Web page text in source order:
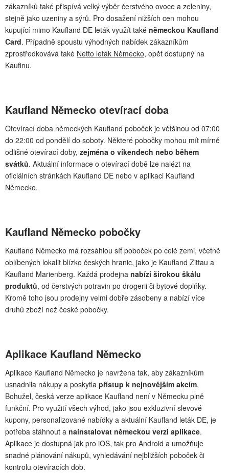
zákazníků také přispívá velký výběr čerstvého ovoce a zeleniny,
stejně jako uzeniny a sýrů. Pro dosažení nižších cen mohou
kupující mimo Kaufland DE leták využít také německou Kaufland
Card. Případně spoustu výhodných nabídek zákazníkům
zprostředkovává také Netto leták Německo, opět dostupný na
Kaufinu.
Kaufland Německo otevírací doba
Otevírací doba německých Kaufland poboček je většinou od 07:00
do 22:00 od pondělí do soboty. Některé pobočky mohou mít mírně
odlišné otevírací doby, zejména o víkendech nebo během
svátků. Aktuální informace o otevírací době lze nalézt na
oficiálních stránkách Kaufland DE nebo v aplikaci Kaufland
Německo.
Kaufland Německo pobočky
Kaufland Německo má rozsáhlou síť poboček po celé zemi, včetně
oblíbených lokalit blízko českých hranic, jako je Kaufland Zittau a
Kaufland Marienberg. Každá prodejna nabízí širokou škálu
produktů, od čerstvých potravin po drogerii či bytové doplňky.
Kromě toho jsou prodejny velmi dobře zásobeny a nabízí více
druhů zboží než české pobočky.
Aplikace Kaufland Německo
Aplikace Kaufland Německo je navržena tak, aby zákazníkům
usnadnila nákupy a poskytla přístup k nejnovějším akcím.
Bohužel, česká verze aplikace Kaufland není v Německu plně
funkční. Pro využití všech výhod, jako jsou exkluzivní slevové
kupony, personalizované nabídky a aktuální Kaufland leták DE, je
potřeba stáhnout a nainstalovat německou verzi aplikace.
Aplikace je dostupná jak pro iOS, tak pro Android a umožňuje
snadné plánování nákupů, vyhledávání nejbližších poboček či
kontrolu otevíracích dob.